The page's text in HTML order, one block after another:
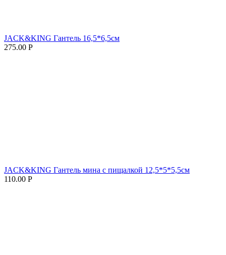
JACK&KING Гантель 16,5*6,5см
275.00 Р
JACK&KING Гантель мина с пищалкой 12,5*5*5,5см
110.00 Р